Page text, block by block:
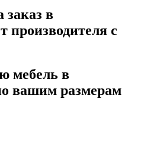
заказ в
производителя с
мебель в
вашим размерам